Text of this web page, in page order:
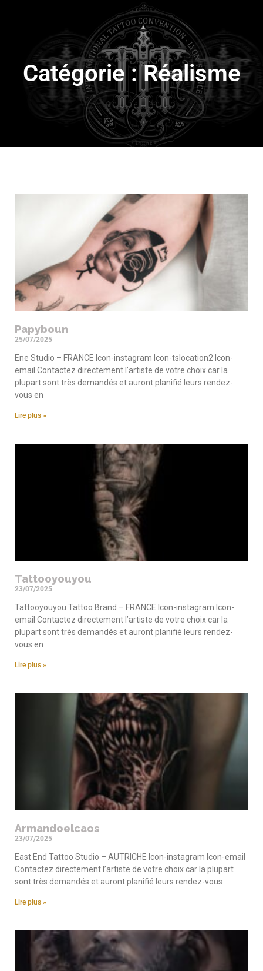
Catégorie : Réalisme
Papyboun
25/07/2025
Ene Studio – FRANCE Icon-instagram Icon-tslocation2 Icon-
email Contactez directement l’artiste de votre choix car la
plupart sont très demandés et auront planifié leurs rendez-
vous en
Lire plus »
Tattooyouyou
23/07/2025
Tattooyouyou Tattoo Brand – FRANCE Icon-instagram Icon-
email Contactez directement l’artiste de votre choix car la
plupart sont très demandés et auront planifié leurs rendez-
vous en
Lire plus »
Armandoelcaos
23/07/2025
East End Tattoo Studio – AUTRICHE Icon-instagram Icon-email
Contactez directement l’artiste de votre choix car la plupart
sont très demandés et auront planifié leurs rendez-vous
Lire plus »